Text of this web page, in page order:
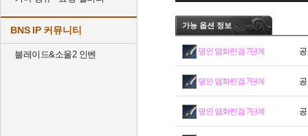
BNS IP 커뮤니티
블레이드&소울2 인벤
가능 옵션 정보
명인 염화린검 7단계
명인 염화린검 7단계
명인 염화린검 7단계